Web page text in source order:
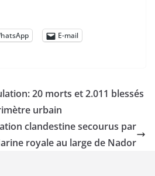
E-mail
20 morts et 2.011 blessés
urbain
clandestine secourus par
royale au large de Nador